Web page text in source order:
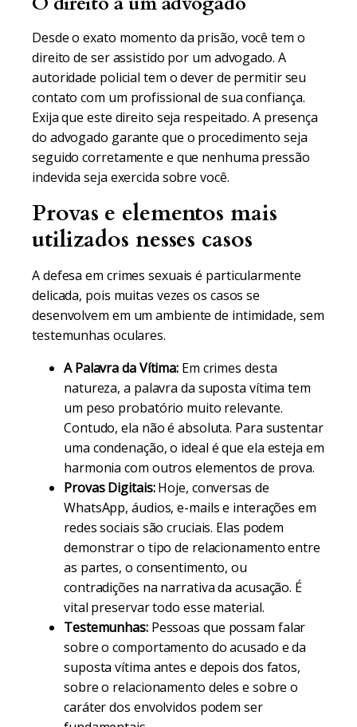
Desde o exato momento da prisão, você tem o
direito de ser assistido por um advogado. A
autoridade policial tem o dever de permitir seu
contato com um profissional de sua confiança.
Exija que este direito seja respeitado. A presença
do advogado garante que o procedimento seja
seguido corretamente e que nenhuma pressão
indevida seja exercida sobre você.
Provas e elementos mais
utilizados nesses casos
A defesa em crimes sexuais é particularmente
delicada, pois muitas vezes os casos se
desenvolvem em um ambiente de intimidade, sem
testemunhas oculares.
A Palavra da Vítima: Em crimes desta
natureza, a palavra da suposta vítima tem
um peso probatório muito relevante.
Contudo, ela não é absoluta. Para sustentar
uma condenação, o ideal é que ela esteja em
harmonia com outros elementos de prova.
Provas Digitais:Hoje, conversas de
WhatsApp, áudios, e-mails e interações em
redes sociais são cruciais. Elas podem
demonstrar o tipo de relacionamento entre
as partes, o consentimento, ou
contradições na narrativa da acusação. É
vital preservar todo esse material.
Testemunhas:Pessoas que possam falar
sobre o comportamento do acusado e da
suposta vítima antes e depois dos fatos,
sobre o relacionamento deles e sobre o
caráter dos envolvidos podem ser